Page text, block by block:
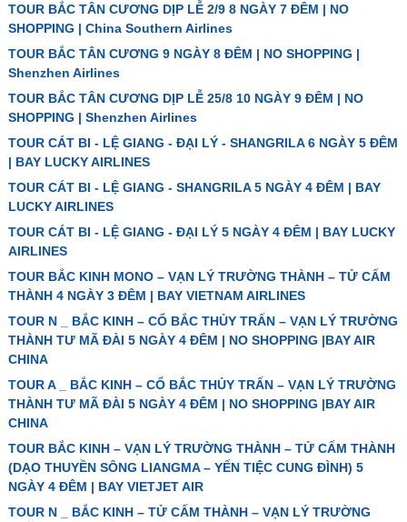
TOUR BẮC TÂN CƯƠNG DỊP LỄ 2/9 8 NGÀY 7 ĐÊM | NO
SHOPPING | China Southern Airlines
TOUR BẮC TÂN CƯƠNG 9 NGÀY 8 ĐÊM | NO SHOPPING |
Shenzhen Airlines
TOUR BẮC TÂN CƯƠNG DỊP LỄ 25/8 10 NGÀY 9 ĐÊM | NO
SHOPPING | Shenzhen Airlines
TOUR CÁT BI - LỆ GIANG - ĐẠI LÝ - SHANGRILA 6 NGÀY 5 ĐÊM
| BAY LUCKY AIRLINES
TOUR CÁT BI - LỆ GIANG - SHANGRILA 5 NGÀY 4 ĐÊM | BAY
LUCKY AIRLINES
TOUR CÁT BI - LỆ GIANG - ĐẠI LÝ 5 NGÀY 4 ĐÊM | BAY LUCKY
AIRLINES
TOUR BẮC KINH MONO – VẠN LÝ TRƯỜNG THÀNH – TỬ CẤM
THÀNH 4 NGÀY 3 ĐÊM | BAY VIETNAM AIRLINES
TOUR N _ BẮC KINH – CỔ BẮC THỦY TRẤN – VẠN LÝ TRƯỜNG
THÀNH TƯ MÃ ĐÀI 5 NGÀY 4 ĐÊM | NO SHOPPING |BAY AIR
CHINA
TOUR A _ BẮC KINH – CỔ BẮC THỦY TRẤN – VẠN LÝ TRƯỜNG
THÀNH TƯ MÃ ĐÀI 5 NGÀY 4 ĐÊM | NO SHOPPING |BAY AIR
CHINA
TOUR BẮC KINH – VẠN LÝ TRƯỜNG THÀNH – TỬ CẤM THÀNH
(DẠO THUYỀN SÔNG LIANGMA – YẾN TIỆC CUNG ĐÌNH) 5
NGÀY 4 ĐÊM | BAY VIETJET AIR
TOUR N _ BẮC KINH – TỬ CẤM THÀNH – VẠN LÝ TRƯỜNG